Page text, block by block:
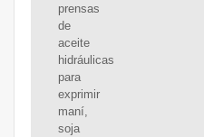
prensas
de
aceite
hidráulicas
para
exprimir
maní,
soja